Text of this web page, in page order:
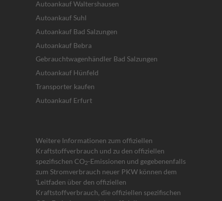
Autoankauf Waltershausen
Autoankauf Suhl
Autoankauf Bad Salzungen
Autoankauf Bebra
Gebrauchtwagenhändler Bad Salzungen
Autoankauf Hünfeld
Transporter kaufen
Autoankauf Erfurt
Weitere Informationen zum offiziellen
Kraftstoffverbrauch und zu den offiziellen
spezifischen CO2-Emissionen und gegebenenfalls
zum Stromverbrauch neuer PKW können dem
'Leitfaden über den offiziellen
Kraftstoffverbrauch, die offiziellen spezifischen